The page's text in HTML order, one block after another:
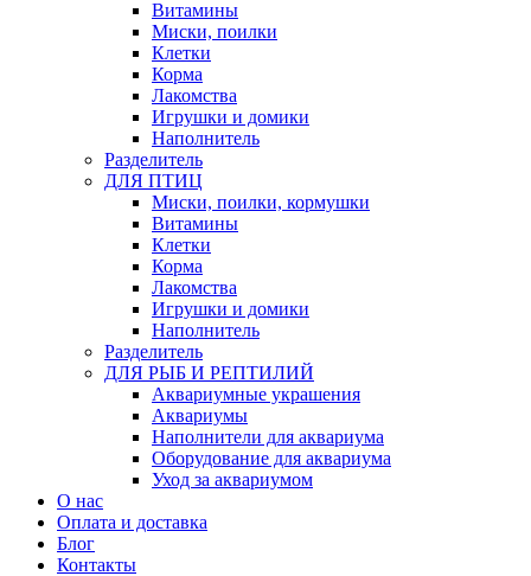
Витамины
Миски, поилки
Клетки
Корма
Лакомства
Игрушки и домики
Наполнитель
Разделитель
ДЛЯ ПТИЦ
Миски, поилки, кормушки
Витамины
Клетки
Корма
Лакомства
Игрушки и домики
Наполнитель
Разделитель
ДЛЯ РЫБ И РЕПТИЛИЙ
Аквариумные украшения
Аквариумы
Наполнители для аквариума
Оборудование для аквариума
Уход за аквариумом
О нас
Оплата и доставка
Блог
Контакты